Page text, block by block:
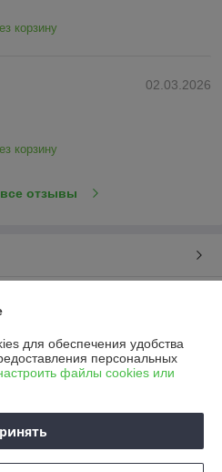
корзину
02.03.2026
корзину
отзывы
для обеспечения удобства
персональных
файлы cookies или